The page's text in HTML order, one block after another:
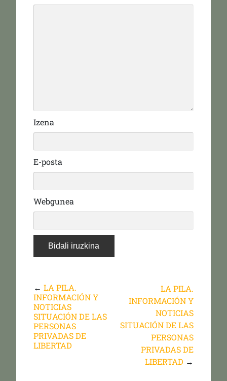
Izena
E-posta
Webgunea
← LA PILA.
INFORMACIÓN Y
NOTICIAS
SITUACIÓN DE LAS
PERSONAS
PRIVADAS DE
LIBERTAD
LA PILA.
INFORMACIÓN Y
NOTICIAS
SITUACIÓN DE LAS
PERSONAS
PRIVADAS DE
LIBERTAD →